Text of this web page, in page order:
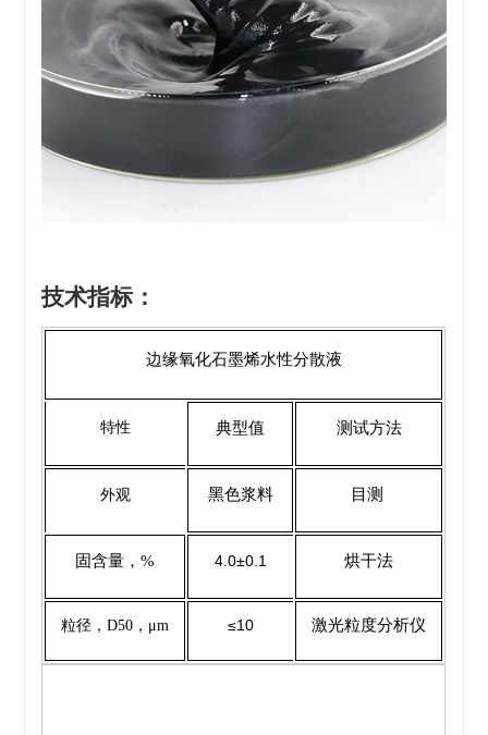
技术指标：
边缘氧化石墨烯水性分散液
特性 典型值 测试方法
外观 黑色浆料 目测
固含量，% 4.0±0.1 烘干法
粒径，D50 ， μm ≤10 激光粒度分析仪